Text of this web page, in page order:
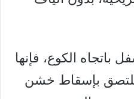
باتجاه الكوع، فإنها
90 درجة وتلتصق بإسقاط خشن